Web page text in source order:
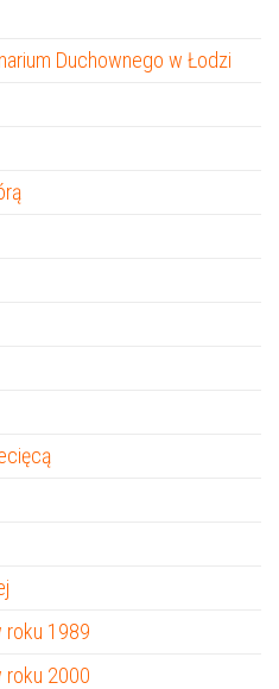
Duchownego w Łodzi
roku 1989
roku 2000